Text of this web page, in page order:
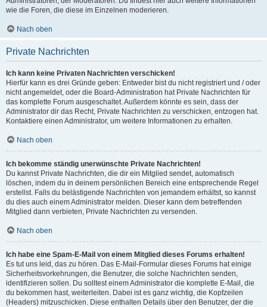
wie die Foren, die diese im Einzelnen moderieren.
Nach oben
Private Nachrichten
Ich kann keine Privaten Nachrichten verschicken!
Hierfür kann es drei Gründe geben: Entweder bist du nicht registriert und / oder
nicht angemeldet, oder die Board-Administration hat Private Nachrichten für
das komplette Forum ausgeschaltet. Außerdem könnte es sein, dass der
Administrator dir das Recht, Private Nachrichten zu verschicken, entzogen hat.
Kontaktiere einen Administrator, um weitere Informationen zu erhalten.
Nach oben
Ich bekomme ständig unerwünschte Private Nachrichten!
Du kannst Private Nachrichten, die dir ein Mitglied sendet, automatisch
löschen, indem du in deinem persönlichen Bereich eine entsprechende Regel
erstellst. Falls du belästigende Nachrichten von jemandem erhältst, so kannst
du dies auch einem Administrator melden. Dieser kann dem betreffenden
Mitglied dann verbieten, Private Nachrichten zu versenden.
Nach oben
Ich habe eine Spam-E-Mail von einem Mitglied dieses Forums erhalten!
Es tut uns leid, das zu hören. Das E-Mail-Formular dieses Forums hat einige
Sicherheitsvorkehrungen, die Benutzer, die solche Nachrichten senden,
identifizieren sollen. Du solltest einem Administrator die komplette E-Mail, die
du bekommen hast, weiterleiten. Dabei ist es ganz wichtig, die Kopfzeilen
(Headers) mitzuschicken. Diese enthalten Details über den Benutzer, der die